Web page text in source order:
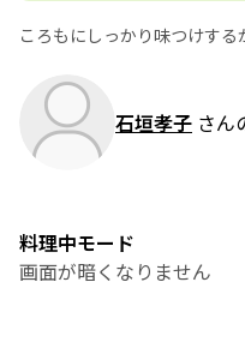
ころもにしっかり味つけす
石垣孝子 さん
料理中モード
画面が暗くなりません